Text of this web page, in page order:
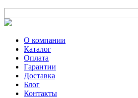
О компании
Каталог
Оплата
Гарантии
Доставка
Блог
Контакты